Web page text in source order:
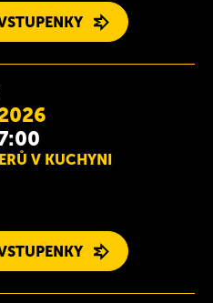
V KUCHYNI